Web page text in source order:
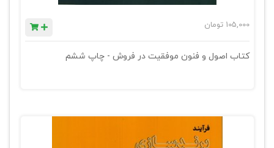
105,000 تومان
کتاب اصول و فنون موفقیت در فروش - چاپ ششم